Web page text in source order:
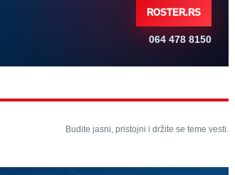
ROSTER.RS
064 478 8150
Budite jasni, pristojni i držite se teme vesti.